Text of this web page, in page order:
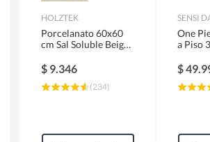
HOLZTEK
Porcelanato 60x60
cm Sal Soluble Beige
$ 9.346
(234)
SENSI
One
a Piso
$